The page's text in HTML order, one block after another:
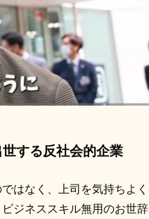
する反社会的企業
はなく、上司を気持ちよく
ジネススキル無用のお世辞